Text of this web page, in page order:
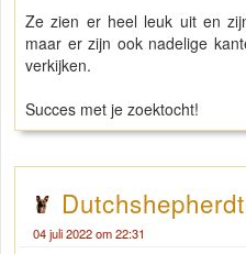
Ze zien er heel leuk uit en
maar er zijn ook nadelige
verkijken.
Succes met je zoektocht!
04 juli 2022 om 22:31